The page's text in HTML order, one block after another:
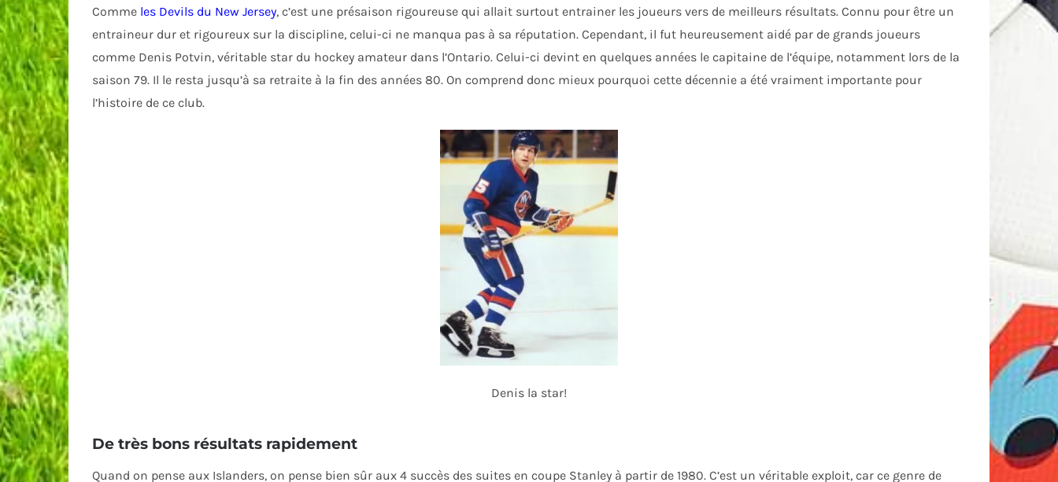
Comme les Devils du New Jersey, c’est une présaison rigoureuse qui allait surtout entrainer les joueurs vers de meilleurs résultats. Connu pour être un
entraineur dur et rigoureux sur la discipline, celui-ci ne manqua pas à sa réputation. Cependant, il fut heureusement aidé par de grands joueurs
comme Denis Potvin, véritable star du hockey amateur dans l’Ontario. Celui-ci devint en quelques années le capitaine de l’équipe, notamment lors de la
saison 79. Il le resta jusqu’à sa retraite à la fin des années 80. On comprend donc mieux pourquoi cette décennie a été vraiment importante pour
l’histoire de ce club.
Denis la star!
De très bons résultats rapidement
Quand on pense aux Islanders, on pense bien sûr aux 4 succès des suites en coupe Stanley à partir de 1980. C’est un véritable exploit, car ce genre de